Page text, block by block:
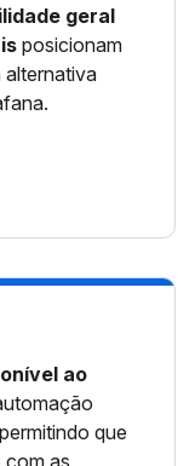
geral
posicionam
alternativa
ao
que